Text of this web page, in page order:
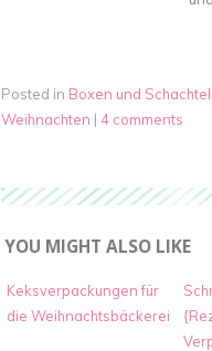
Posted in Boxen und
Weihnachten | 4 comments
YOU MIGHT ALSO LIKE
Keksverpackungen für
die Weihnachtsbäckerei